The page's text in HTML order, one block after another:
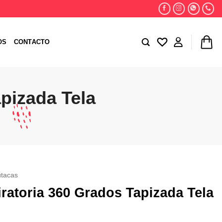
CONTACTO
Tela
360 Grados Tapizada Tela